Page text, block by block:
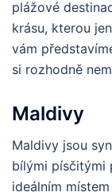
plážové
krásu, kterou
vám
si rozhodně
Maldivy
Maldivy jsou
bílými písčitými
ideálním